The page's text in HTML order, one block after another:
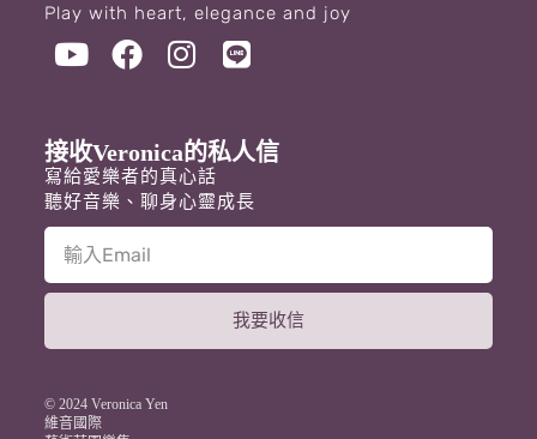
Play with heart, elegance and joy
接收Veronica的私人信
寫給愛樂者的真心話
聽好音樂、聊身心靈成長
我要收信
t
e
© 2024 Veronica Yen
維音國際